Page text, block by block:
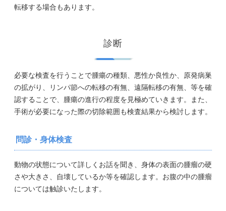
転移する場合もあります。
診断
必要な検査を行うことで腫瘍の種類、悪性か良性か、原発病巣
の拡がり、リンパ節への転移の有無、遠隔転移の有無、等を確
認することで、腫瘍の進行の程度を見極めていきます。また、
手術が必要になった際の切除範囲も検査結果から検討します。
問診・身体検査
動物の状態について詳しくお話を聞き、身体の表面の腫瘤の硬
さや大きさ、自壊しているか等を確認します。お腹の中の腫瘤
については触診いたします。